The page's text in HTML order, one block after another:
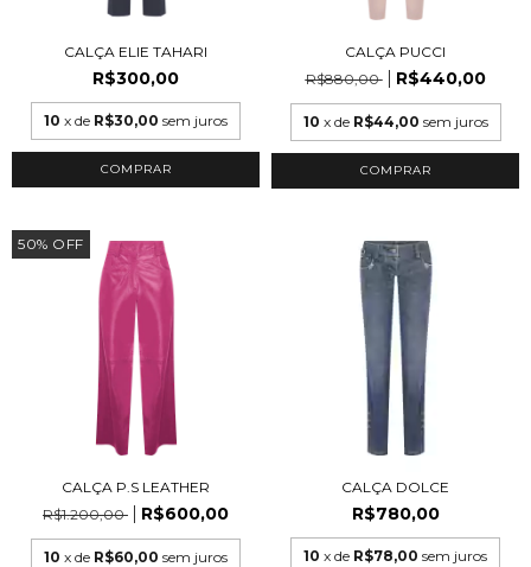
CALÇA ELIE TAHARI
R$300,00
10 x de R$30,00 sem juros
COMPRAR
CALÇA PUCCI
R$880,00
R$440,00
10 x de R$44,00 sem juros
50% OFF
CALÇA P.S LEATHER
R$1.200,00
R$600,00
10 x de R$60,00 sem juros
CALÇA DOLCE
R$780,00
10 x de R$78,00 sem juros